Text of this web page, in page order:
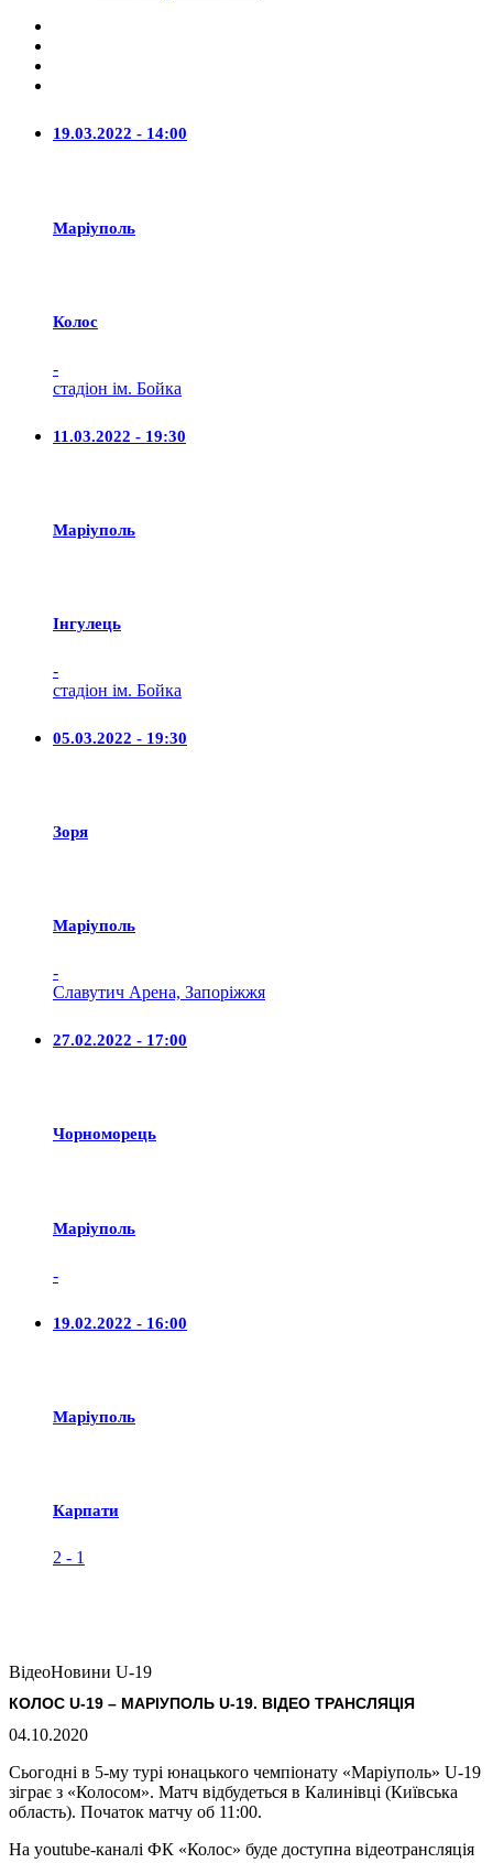
19.03.2022 - 14:00
Маріуполь
Колос
-
стадіон ім. Бойка
11.03.2022 - 19:30
Маріуполь
Iнгулець
-
стадіон ім. Бойка
05.03.2022 - 19:30
Зоря
Маріуполь
-
Славутич Арена, Запоріжжя
27.02.2022 - 17:00
Чорноморець
Маріуполь
-
19.02.2022 - 16:00
Маріуполь
Карпати
2 - 1
ВідеоНовини U-19
КОЛОС U-19 – МАРІУПОЛЬ U-19. ВІДЕО ТРАНСЛЯЦІЯ
04.10.2020
Сьогодні в 5-му турі юнацького чемпіонату «Маріуполь» U-19
зіграє з «Колосом». Матч відбудеться в Калинівці (Київська
область). Початок матчу об 11:00.
На youtube-каналі ФК «Колос» буде доступна відеотрансляція